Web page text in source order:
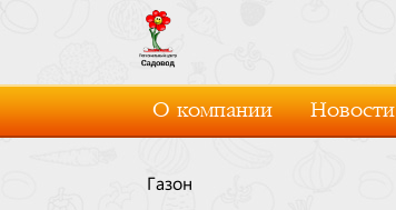
О компании Новости
Газон